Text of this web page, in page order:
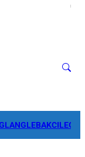
LEBAK